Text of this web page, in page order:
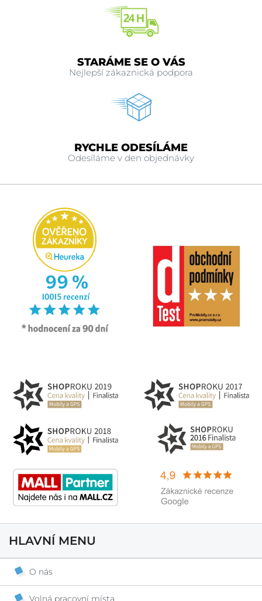
STARÁME SE O VÁS
Nejlepší zákaznická podpora
RYCHLE ODESÍLÁME
Odesíláme v den objednávky
HLAVNÍ MENU
O nás
Volná pracovní místa